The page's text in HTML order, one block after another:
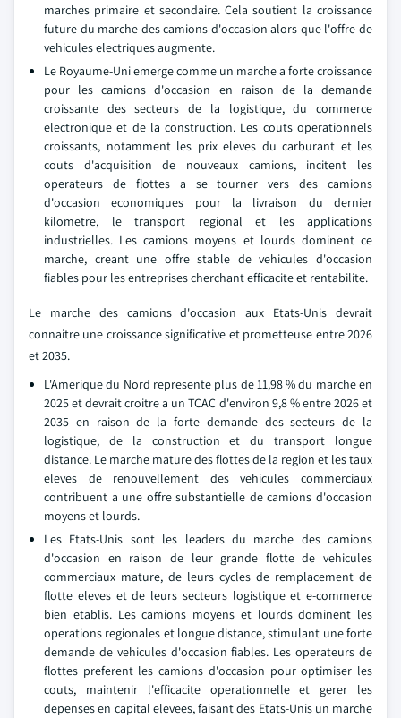
marches primaire et secondaire. Cela soutient la croissance
future du marche des camions d'occasion alors que l'offre de
vehicules electriques augmente.
Le Royaume-Uni emerge comme un marche a forte croissance
pour les camions d'occasion en raison de la demande
croissante des secteurs de la logistique, du commerce
electronique et de la construction. Les couts operationnels
croissants, notamment les prix eleves du carburant et les
couts d'acquisition de nouveaux camions, incitent les
operateurs de flottes a se tourner vers des camions
d'occasion economiques pour la livraison du dernier
kilometre, le transport regional et les applications
industrielles. Les camions moyens et lourds dominent ce
marche, creant une offre stable de vehicules d'occasion
fiables pour les entreprises cherchant efficacite et rentabilite.
Le marche des camions d'occasion aux Etats-Unis devrait
connaitre une croissance significative et prometteuse entre 2026
et 2035.
L'Amerique du Nord represente plus de 11,98 % du marche en
2025 et devrait croitre a un TCAC d'environ 9,8 % entre 2026 et
2035 en raison de la forte demande des secteurs de la
logistique, de la construction et du transport longue
distance. Le marche mature des flottes de la region et les taux
eleves de renouvellement des vehicules commerciaux
contribuent a une offre substantielle de camions d'occasion
moyens et lourds.
Les Etats-Unis sont les leaders du marche des camions
d'occasion en raison de leur grande flotte de vehicules
commerciaux mature, de leurs cycles de remplacement de
flotte eleves et de leurs secteurs logistique et e-commerce
bien etablis. Les camions moyens et lourds dominent les
operations regionales et longue distance, stimulant une forte
demande de vehicules d'occasion fiables. Les operateurs de
flottes preferent les camions d'occasion pour optimiser les
couts, maintenir l'efficacite operationnelle et gerer les
depenses en capital elevees, faisant des Etats-Unis un marche